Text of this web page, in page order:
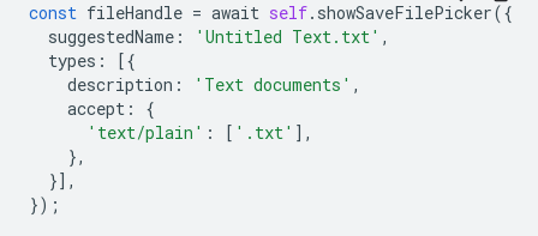
const fileHandle = await self. showSaveFilePicker({
suggestedName : 'Untitled Text.txt' ,
types :
[{
description : 'Text documents' ,
accept :
{
'text/plain' : [ '.txt' ],
},
}],
});